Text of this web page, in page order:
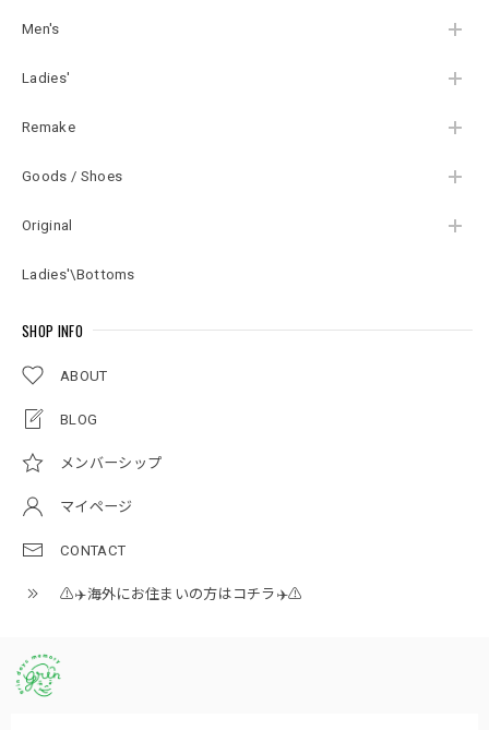
Men's
Ladies'
Remake
Goods / Shoes
Original
Ladies'\Bottoms
SHOP INFO
ABOUT
BLOG
メンバーシップ
マイページ
CONTACT
⚠️✈️海外にお住まいの方はコチラ✈️⚠️